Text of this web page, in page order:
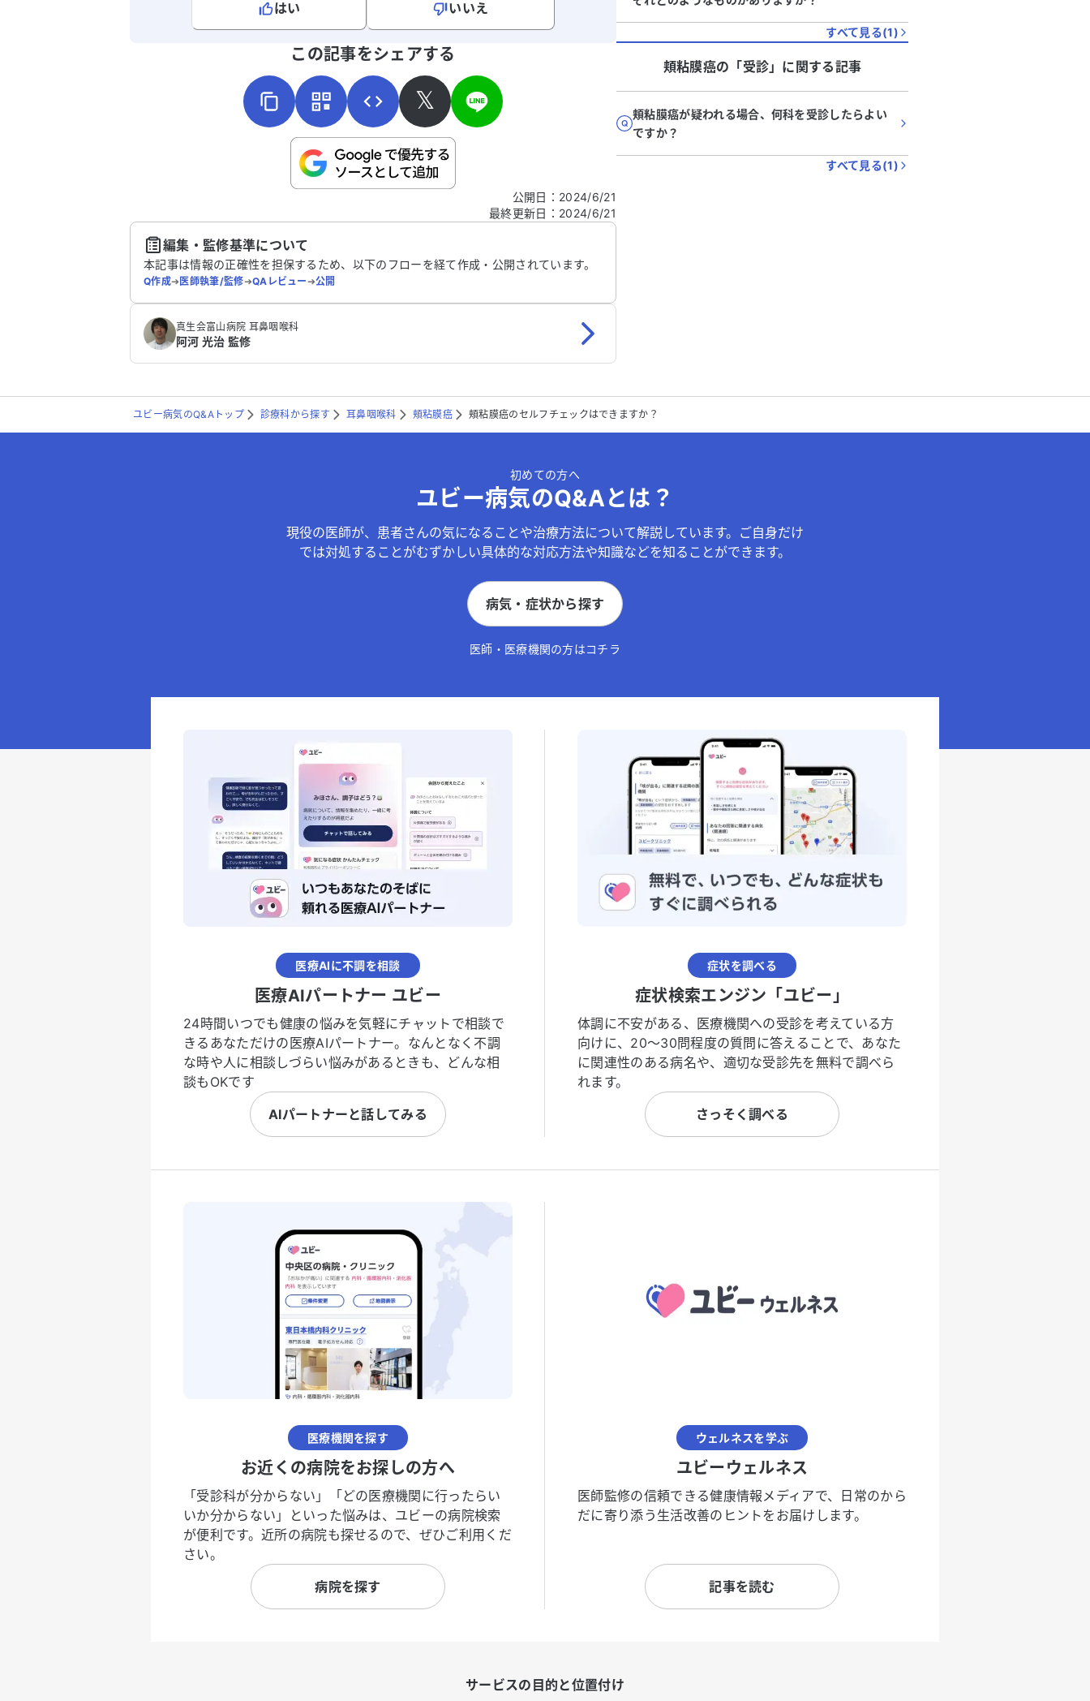
はい
いいえ
こちらは送信専用のフォームです。氏名やご自身の病気の詳細などの個人情報は入れないでくだ
この記事をシェアする
𝕏
公開日 ： 2024/6/21
最終更新日 ： 2024/6/21
編集・監修基準について
本記事は情報の正確性を担保するため、以下のフローを経て作成・公開されています。
Q作成➔医師執筆/監修➔QAレビュー➔公開
真生会富山病院 耳鼻咽喉科
阿河 光治 監修
すべて見る(1)
頬粘膜癌の「受診」に関する記事
頬粘膜癌が疑われる場合、何科を受診したらよい
ですか？
すべて見る(1)
ユビー病気のQ&Aトップ 診療科から探す 耳鼻咽喉科 頬粘膜癌 頬粘膜癌のセルフチェックはできますか？
初めての方へ
ユビー病気のQ&Aとは？
現役の医師が、患者さんの気になることや治療方法について解説しています。ご自身だけ
では対処することがむずかしい具体的な対応方法や知識などを知ることができます。
病気・症状から探す
医師・医療機関の方はコチラ
医療AIに不調を相談
医療AIパートナー ユビー
24時間いつでも健康の悩みを気軽にチャットで相談で
きるあなただけの医療AIパートナー。なんとなく不調
な時や人に相談しづらい悩みがあるときも、どんな相
談もOKです
AIパートナーと話してみる
症状を調べる
症状検索エンジン「ユビー」
体調に不安がある、医療機関への受診を考えている方
向けに、20〜30問程度の質問に答えることで、あなた
に関連性のある病名や、適切な受診先を無料で調べら
れます。
さっそく調べる
医療機関を探す
お近くの病院をお探しの方へ
「受診科が分からない」「どの医療機関に行ったらい
いか分からない」といった悩みは、ユビーの病院検索
が便利です。近所の病院も探せるので、ぜひご利用くだ
さい。
病院を探す
ウェルネスを学ぶ
ユビーウェルネス
医師監修の信頼できる健康情報メディアで、日常のから
だに寄り添う生活改善のヒントをお届けします。
記事を読む
サービスの目的と位置付け